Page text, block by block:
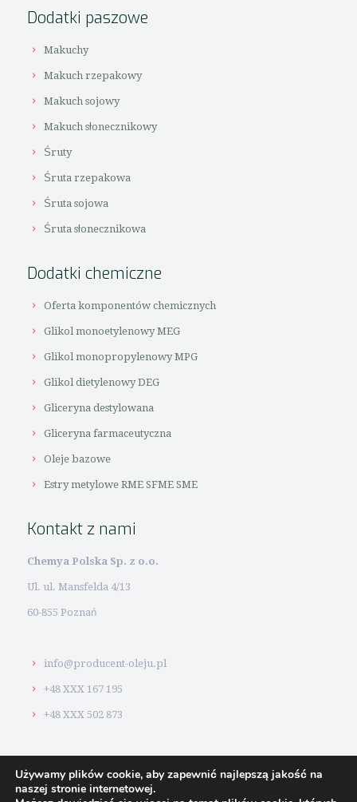
Dodatki paszowe
Makuchy
Makuch rzepakowy
Makuch sojowy
Makuch słonecznikowy
Śruty
Śruta rzepakowa
Śruta sojowa
Śruta słonecznikowa
Dodatki chemiczne
Oferta komponentów chemicznych
Glikol monoetylenowy MEG
Glikol monopropylenowy MPG
Glikol dietylenowy DEG
Gliceryna destylowana
Gliceryna farmaceutyczna
Oleje bazowe
Estry metylowe RME SFME SME
Kontakt z nami
Chemya Polska Sp. z o.o.
Ul. ul. Mansfelda 4/13
60-855 Poznań
info@producent-oleju.pl
+48 XXX 167 195
+48 XXX 502 873
Używamy plików cookie, aby zapewnić najlepszą jakość na
naszej stronie internetowej.